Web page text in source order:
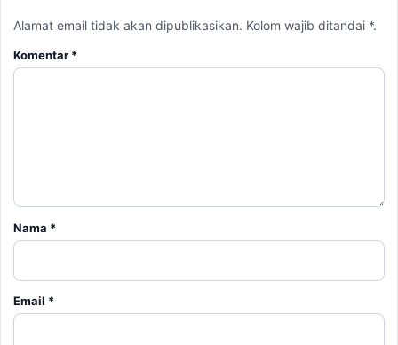
Alamat email tidak akan dipublikasikan. Kolom wajib ditandai *.
Komentar *
Nama *
Email *